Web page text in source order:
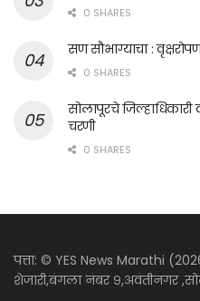
0 SHARES
सण सौभाग्याचा :
0 SHARES
सोलापूरचे
चरणी
0 SHARES
पत्ता: © YES News Marathi
शेजारी,बंगला नंबर ९,अवंतीनगर